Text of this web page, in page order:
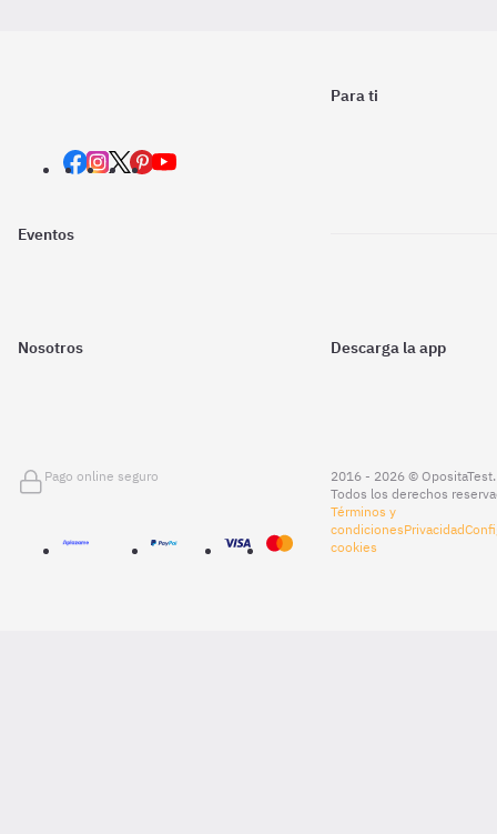
Para ti
Eventos
Nosotros Descarga la app
Pago online seguro
2016 - 2026 © OpositaTest.
Todos los derechos
Términos y
condicionesPrivacidad
cookies